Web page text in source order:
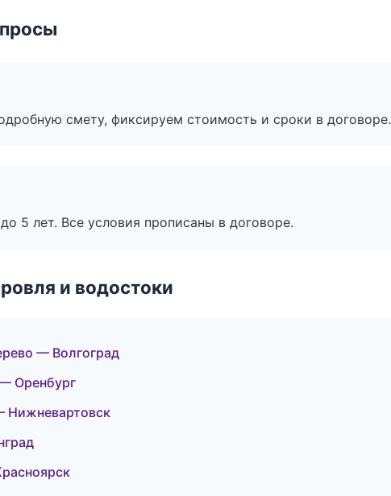
смету, фиксируем стоимость и сроки в договоре.
5 лет. Все условия прописаны в договоре.
и водостоки
— Волгоград
Оренбург